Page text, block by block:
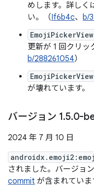
めします。詳しく
い。（If6b4c、 b/
EmojiPickerView
更新が 1 回クリッ
b/288261054）
EmojiPickerView
が壊れています。
バージョン 1.5.0-
2024 年 7 月 10 日
されました。バージョ
commit が含まれていま